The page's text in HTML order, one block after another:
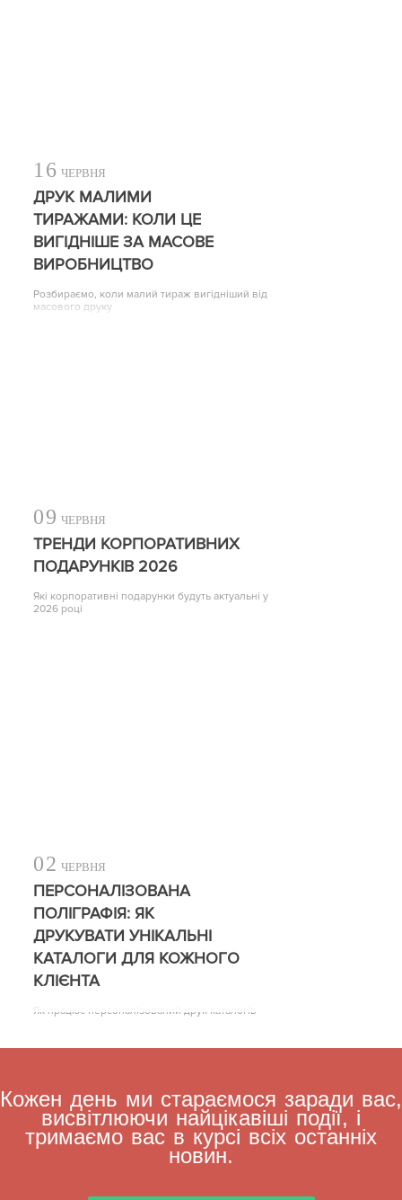
16 ЧЕРВНЯ
ДРУК МАЛИМИ
ТИРАЖАМИ: КОЛИ ЦЕ
ВИГІДНІШЕ ЗА МАСОВЕ
ВИРОБНИЦТВО
Розбираємо, коли малий тираж вигідніший від
масового друку
09 ЧЕРВНЯ
ТРЕНДИ КОРПОРАТИВНИХ
ПОДАРУНКІВ 2026
Які корпоративні подарунки будуть актуальні у
2026 році
02 ЧЕРВНЯ
ПЕРСОНАЛІЗОВАНА
ПОЛІГРАФІЯ: ЯК
ДРУКУВАТИ УНІКАЛЬНІ
КАТАЛОГИ ДЛЯ КОЖНОГО
КЛІЄНТА
Як працює персоналізований друк каталогів
Кожен день ми стараємося заради вас,
висвітлюючи найцікавіші події, і
тримаємо вас в курсі всіх останніх
новин.